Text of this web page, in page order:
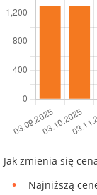
Jak zmienia się
Najniższą